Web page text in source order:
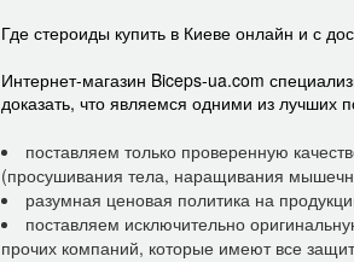
Где стероиды купить в Киеве онлайн и с
Интернет-магазин Biceps-ua.com
доказать, что являемся одними из
поставляем только проверенную
(просушивания тела, наращивания
разумная ценовая политика на
поставляем исключительно
прочих компаний, которые имеют все